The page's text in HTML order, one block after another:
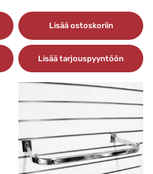
Lisää ostoskoriin
Lisää tarjouspyyntöön